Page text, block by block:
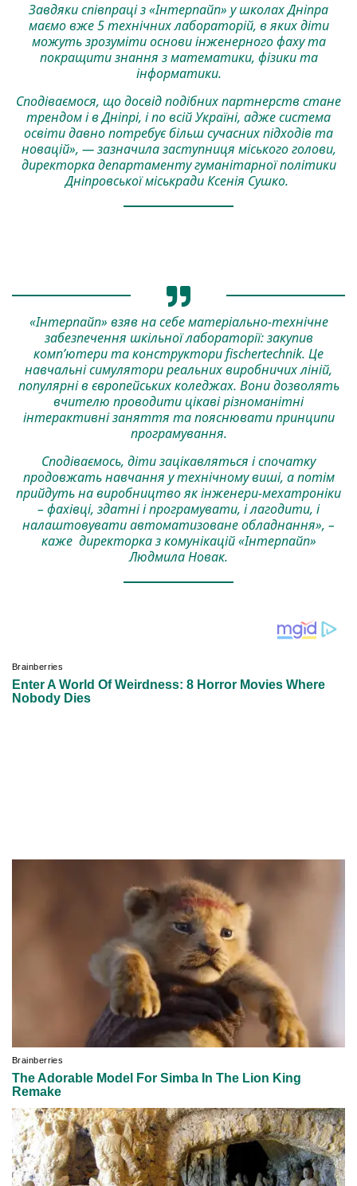
Завдяки співпраці з «Інтерпайп» у школах Дніпра
маємо вже 5 технічних лабораторій, в яких діти
можуть зрозуміти основи інженерного фаху та
покращити знання з математики, фізики та
інформатики.
Сподіваємося, що досвід подібних партнерств стане
трендом і в Дніпрі, і по всій Україні, адже система
освіти давно потребує більш сучасних підходів та
новацій», — зазначила заступниця міського голови,
директорка департаменту гуманітарної політики
Дніпровської міськради Ксенія Сушко.
«Інтерпайп» взяв на себе матеріально-технічне
забезпечення шкільної лабораторії: закупив
комп’ютери та конструктори fischertechnik. Це
навчальні симулятори реальних виробничих ліній,
популярні в європейських коледжах. Вони дозволять
вчителю проводити цікаві різноманітні
інтерактивні заняття та пояснювати принципи
програмування.
Сподіваємось, діти зацікавляться і спочатку
продовжать навчання у технічному виші, а потім
прийдуть на виробництво як інженери-мехатроніки
– фахівці, здатні і програмувати, і лагодити, і
налаштовувати автоматизоване обладнання», –
каже директорка з комунікацій «Інтерпайп»
Людмила Новак.